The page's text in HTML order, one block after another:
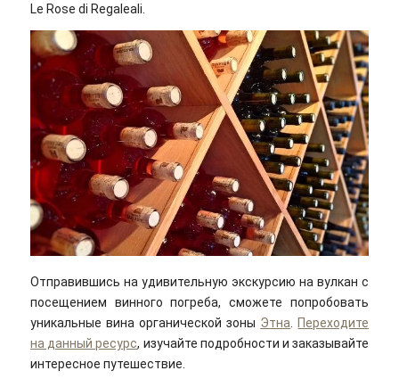
Le Rose di Regaleali.
Отправившись на удивительную экскурсию на вулкан с
посещением винного погреба, сможете попробовать
уникальные вина органической зоны Этна. Переходите
на данный ресурс, изучайте подробности и заказывайте
интересное путешествие.